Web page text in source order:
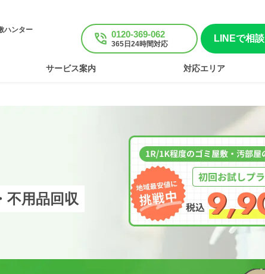
ハンター 0120-369-062
365日24時間対応
LINEで相談
サービス案内 対応エリア
不用品回収